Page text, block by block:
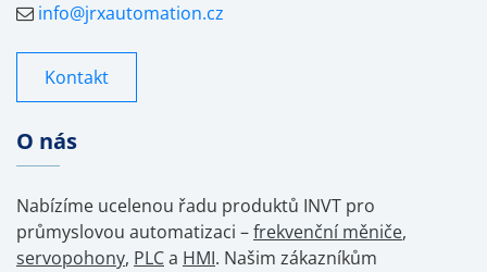
info@jrxautomation.cz
Kontakt
O nás
Nabízíme ucelenou řadu produktů INVT pro
průmyslovou automatizaci –frekvenční měniče,
servopohony, PLCa HMI. Našim zákazníkům